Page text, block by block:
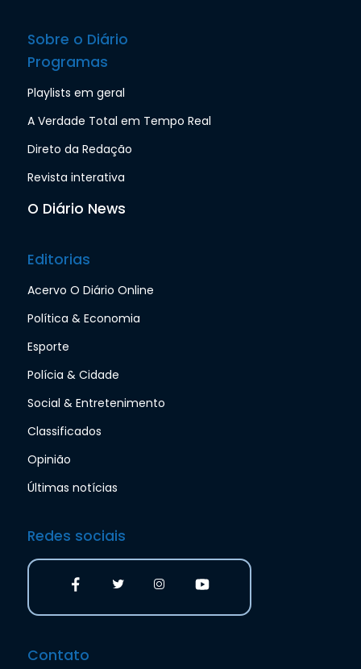
Sobre o Diário
Programas
Playlists em geral
A Verdade Total em Tempo Real
Direto da Redação
Revista interativa
O Diário News
Editorias
Acervo O Diário Online
Política & Economia
Esporte
Polícia & Cidade
Social & Entretenimento
Classificados
Opinião
Últimas notícias
Redes sociais
Contato